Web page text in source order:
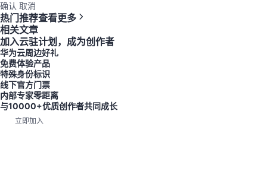
确认 取消
热门推荐查看更多
相关文章
加入云驻计划，成为创作者
华为云周边好礼
免费体验产品
特殊身份标识
线下官方门票
内部专家零距离
与10000+优质创作者共同成长
立即加入